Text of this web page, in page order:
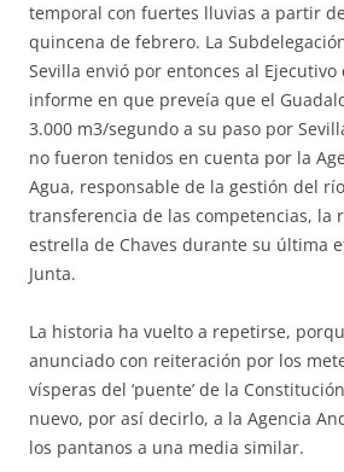
temporal con fuertes lluvias a partir
quincena de febrero. La
Sevilla envió por entonces al
informe en que preveía que el
3.000 m3/segundo a su paso por
no fueron tenidos en cuenta por la
Agua, responsable de la gestión del
transferencia de las competencias, la
estrella de Chaves durante su última
Junta.
La historia ha vuelto a repetirse,
anunciado con reiteración por los
vísperas del ‘puente’ de la
nuevo, por así decirlo, a la Agencia
los pantanos a una media similar.